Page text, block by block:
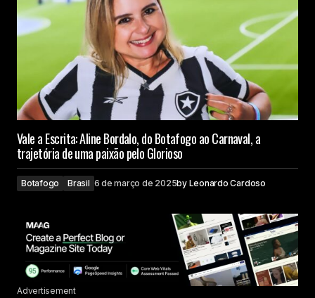
Vale a Escrita: Aline Bordalo, do Botafogo ao Carnaval, a
trajetória de uma paixão pelo Glorioso
Botafogo Brasil 6 de março de 2025by Leonardo Cardoso
Advertisement